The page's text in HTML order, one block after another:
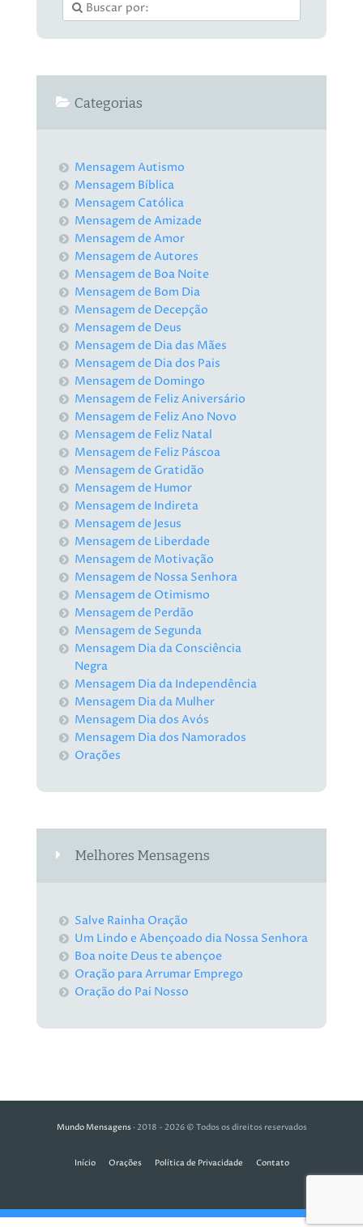
Categorias
Mensagem Autismo
Mensagem Bíblica
Mensagem Católica
Mensagem de Amizade
Mensagem de Amor
Mensagem de Autores
Mensagem de Boa Noite
Mensagem de Bom Dia
Mensagem de Decepção
Mensagem de Deus
Mensagem de Dia das Mães
Mensagem de Dia dos Pais
Mensagem de Domingo
Mensagem de Feliz Aniversário
Mensagem de Feliz Ano Novo
Mensagem de Feliz Natal
Mensagem de Feliz Páscoa
Mensagem de Gratidão
Mensagem de Humor
Mensagem de Indireta
Mensagem de Jesus
Mensagem de Liberdade
Mensagem de Motivação
Mensagem de Nossa Senhora
Mensagem de Otimismo
Mensagem de Perdão
Mensagem de Segunda
Mensagem Dia da Consciência
Negra
Mensagem Dia da Independência
Mensagem Dia da Mulher
Mensagem Dia dos Avós
Mensagem Dia dos Namorados
Orações
Melhores Mensagens
Salve Rainha Oração
Um Lindo e Abençoado dia Nossa Senhora
Boa noite Deus te abençoe
Oração para Arrumar Emprego
Oração do Pai Nosso
Mundo Mensagens· 2018 - 2026 © Todos os direitos reservados
Início Orações Política de Privacidade Contato